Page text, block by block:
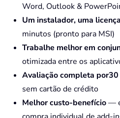
Word, Outlook &
Um instalador, uma licença
minutos (pronto para MSI)
Trabalhe melhor em
otimizada entre os
Avaliação completa
sem cartão de crédito
Melhor custo-benefício—